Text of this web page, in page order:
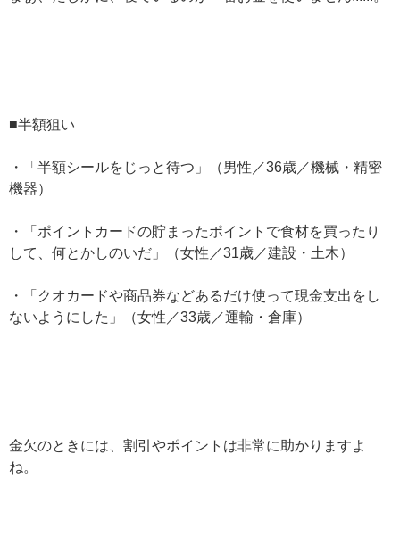
■半額狙い
・「半額シールをじっと待つ」（男性／36歳／機械・精密
機器）
・「ポイントカードの貯まったポイントで食材を買ったり
して、何とかしのいだ」（女性／31歳／建設・土木）
・「クオカードや商品券などあるだけ使って現金支出をし
ないようにした」（女性／33歳／運輸・倉庫）
金欠のときには、割引やポイントは非常に助かりますよ
ね。